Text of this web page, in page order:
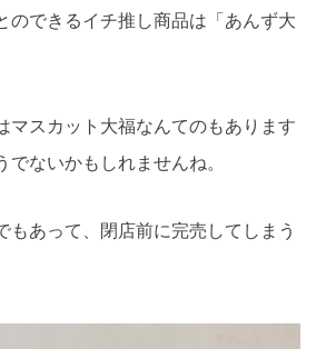
のできるイチ推し商品は「あんず大
マスカット大福なんてのもあります
ないかもしれませんね。
もあって、閉店前に完売してしまう